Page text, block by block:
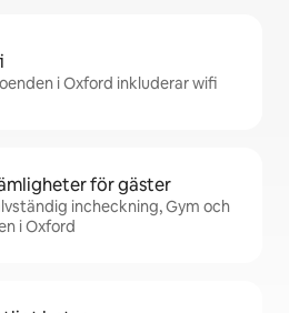
i Oxford inkluderar wifi
för gäster
incheckning, Gym och
i Oxford